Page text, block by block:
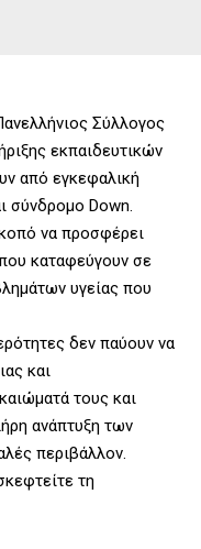
Σύλλογος
εκπαιδευτικών
από εγκεφαλική
σύνδρομο Down.
να προσφέρει
καταφεύγουν σε
υγείας που
δεν παύουν να
και
τους και
ανάπτυξη των
περιβάλλον.
τη